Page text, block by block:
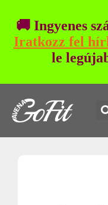
🚚 Ingyenes
Iratkozz fel
le